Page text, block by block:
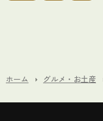
ホーム グルメ・お土産